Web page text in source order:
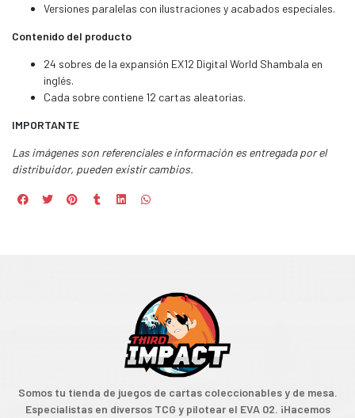
Versiones paralelas con ilustraciones y acabados especiales.
Contenido del producto
24 sobres de la expansión EX12 Digital World Shambala en
inglés.
Cada sobre contiene 12 cartas aleatorias.
IMPORTANTE
Las imágenes son referenciales e información es entregada por el
distribuidor, pueden existir cambios.
Somos tu tienda de juegos de cartas coleccionables y de mesa.
Especialistas en diversos TCG y pilotear el EVA 02. ¡Hacemos